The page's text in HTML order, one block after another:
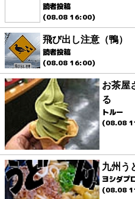
読者投稿
(08.08 16:00)
飛び出し注意（鴨）
読者投稿
(08.08 16:00)
お茶屋
る
トルー
(08.08
九州う
ヨシダプ
(08.08